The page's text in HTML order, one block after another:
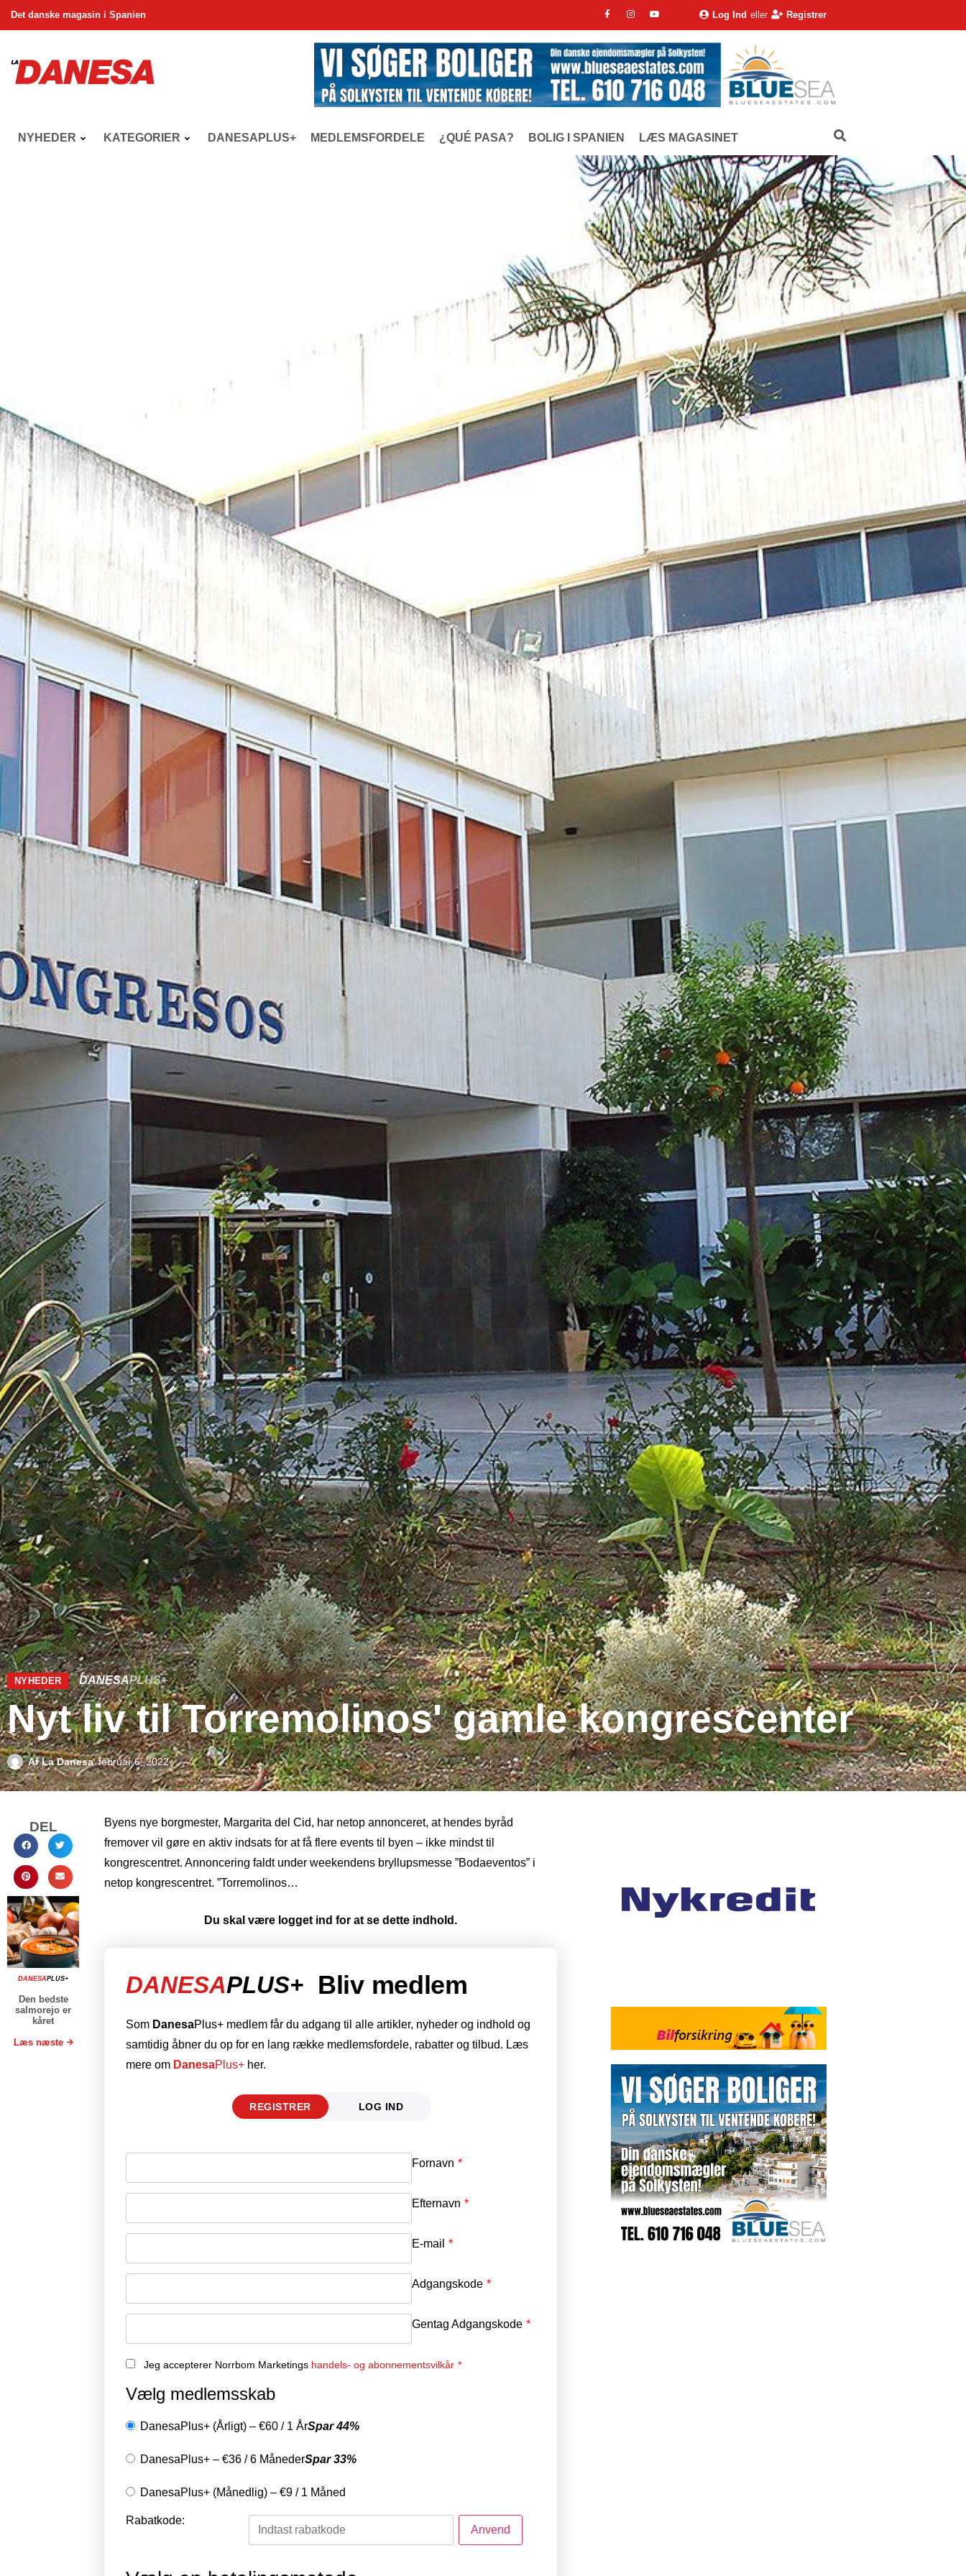
Det danske magasin i Spanien Log Ind eller Registrer
NYHEDER KATEGORIER DANESAPLUS+ MEDLEMSFORDELE ¿QUÉ PASA? BOLIG I SPANIEN LÆS MAGASINET
NYHEDER DANESAPLUS+
Nyt liv til Torremolinos' gamle kongrescenter
AfLa Danesa februar 6, 2022
DEL
DANESAPLUS+
Den bedste
salmorejo er
kåret
Læs næste
Byens nye borgmester, Margarita del Cid, har netop annonceret, at hendes byråd
fremover vil gøre en aktiv indsats for at få flere events til byen – ikke mindst til
kongrescentret. Annoncering faldt under weekendens bryllupsmesse ”Bodaeventos” i
netop kongrescentret. ”Torremolinos…
Du skal være logget ind for at se dette indhold.
DANESAPLUS+ Bliv medlem
Som DanesaPlus+ medlem får du adgang til alle artikler, nyheder og indhold og
samtidig åbner du op for en lang række medlemsfordele, rabatter og tilbud. Læs
mere om DanesaPlus+ her.
REGISTRER LOG IND
Fornavn *
Efternavn *
E-mail *
Adgangskode *
Gentag Adgangskode *
Jeg accepterer Norrbom Marketings handels- og abonnementsvilkår *
Vælg medlemsskab
DanesaPlus+ (Årligt) – €60 / 1 ÅrSpar 44%
DanesaPlus+ – €36 /6 MånederSpar 33%
DanesaPlus+ (Månedlig) – €9 / 1 Måned
Rabatkode:
E-mail
Adgangskode